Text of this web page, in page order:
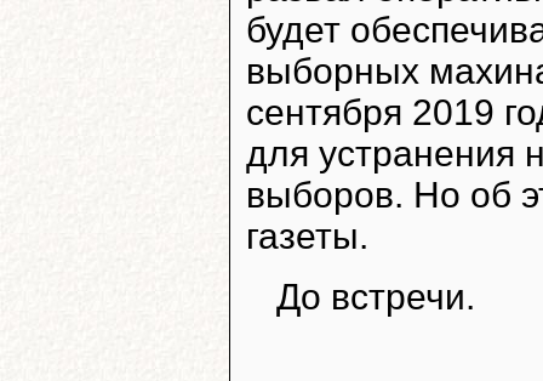
будет
выборных
сентября 2019
для устранения
выборов. Но об
газеты.
До встречи.